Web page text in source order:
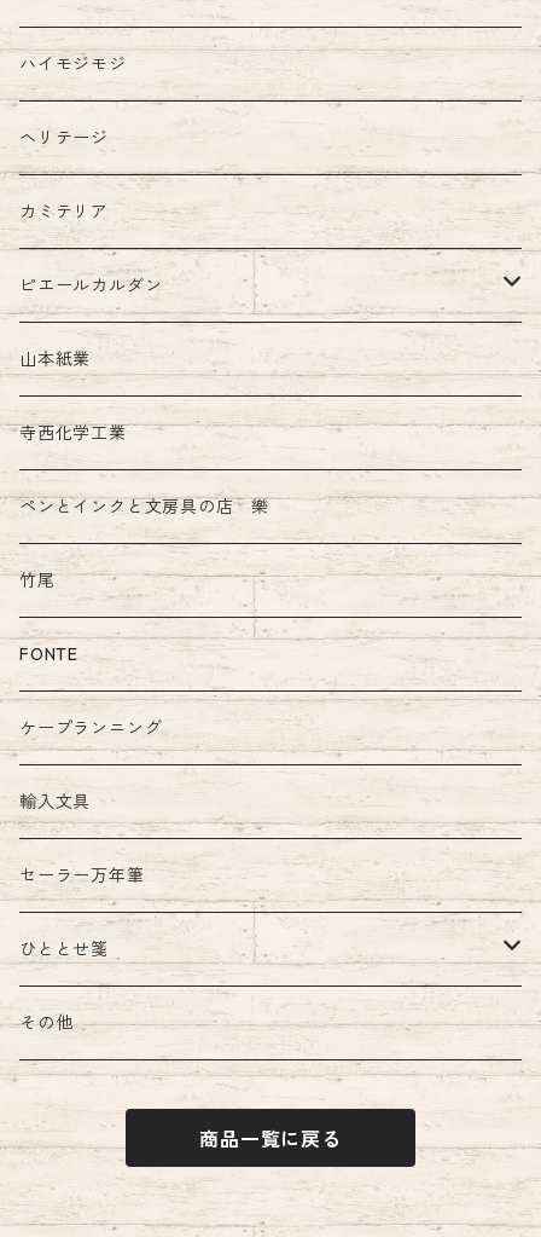
ハイモジモジ
ヘリテージ
カミテリア
ピエールカルダン
インク
ガラスペン
山本紙業
寺西化学工業
ペンとインクと文房具の店 樂
竹尾
FONTE
ケープランニング
輸入文具
セーラー万年筆
ひととせ箋
ひととせ一筆箋
その他
商品一覧に戻る